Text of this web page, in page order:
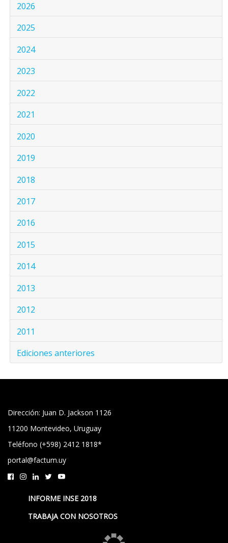
2026
2025
2024
2023
2022
2021
2020
2019
2018
2017
2016
2015
2014
2013
2012
2011
Ediciones anteriores
Dirección: Juan D. Jackson 1126
11200 Montevideo, Uruguay
Teléfono (+598) 2412 1818*
portal@factum.uy
INFORME INSE 2018
TRABAJA CON NOSOTROS